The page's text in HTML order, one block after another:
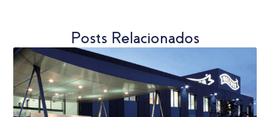
Posts Relacionados